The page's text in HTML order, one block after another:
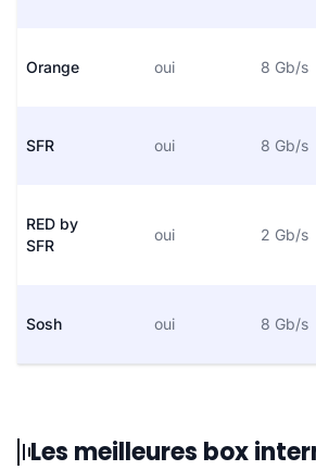
Orange oui 8 Gb/s
SFR oui 8 Gb/s
RED by
SFR
oui 2 Gb/s
Sosh oui 8 Gb/s
Les meilleures box